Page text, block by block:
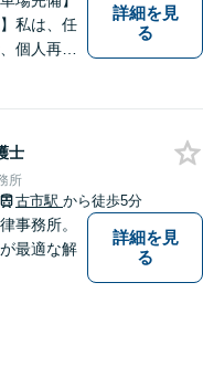
私は、任
個人再
小さな悩
軽にご相
詳細を見
る
士
所
古市駅 から徒歩5分
事務所。
最適な解
詳細を見
る